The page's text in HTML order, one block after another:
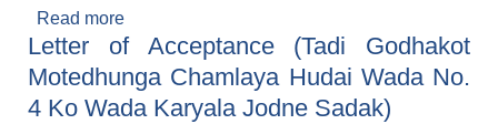
Read more
Taligothi Jhulapani Nuri sadak)
Letter of Acceptance (Tadi Godhakot
Motedhunga Chamlaya Hudai Wada No.
4 Ko Wada Karyala Jodne Sadak)